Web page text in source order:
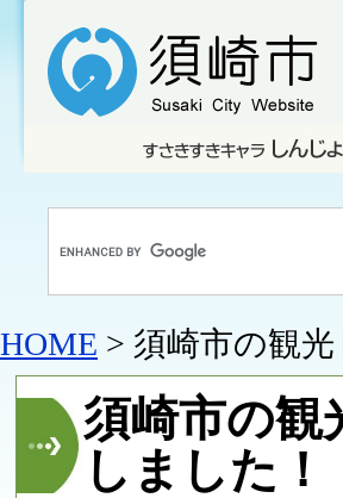
HOME > 須崎市の観
須崎市の観
しました！